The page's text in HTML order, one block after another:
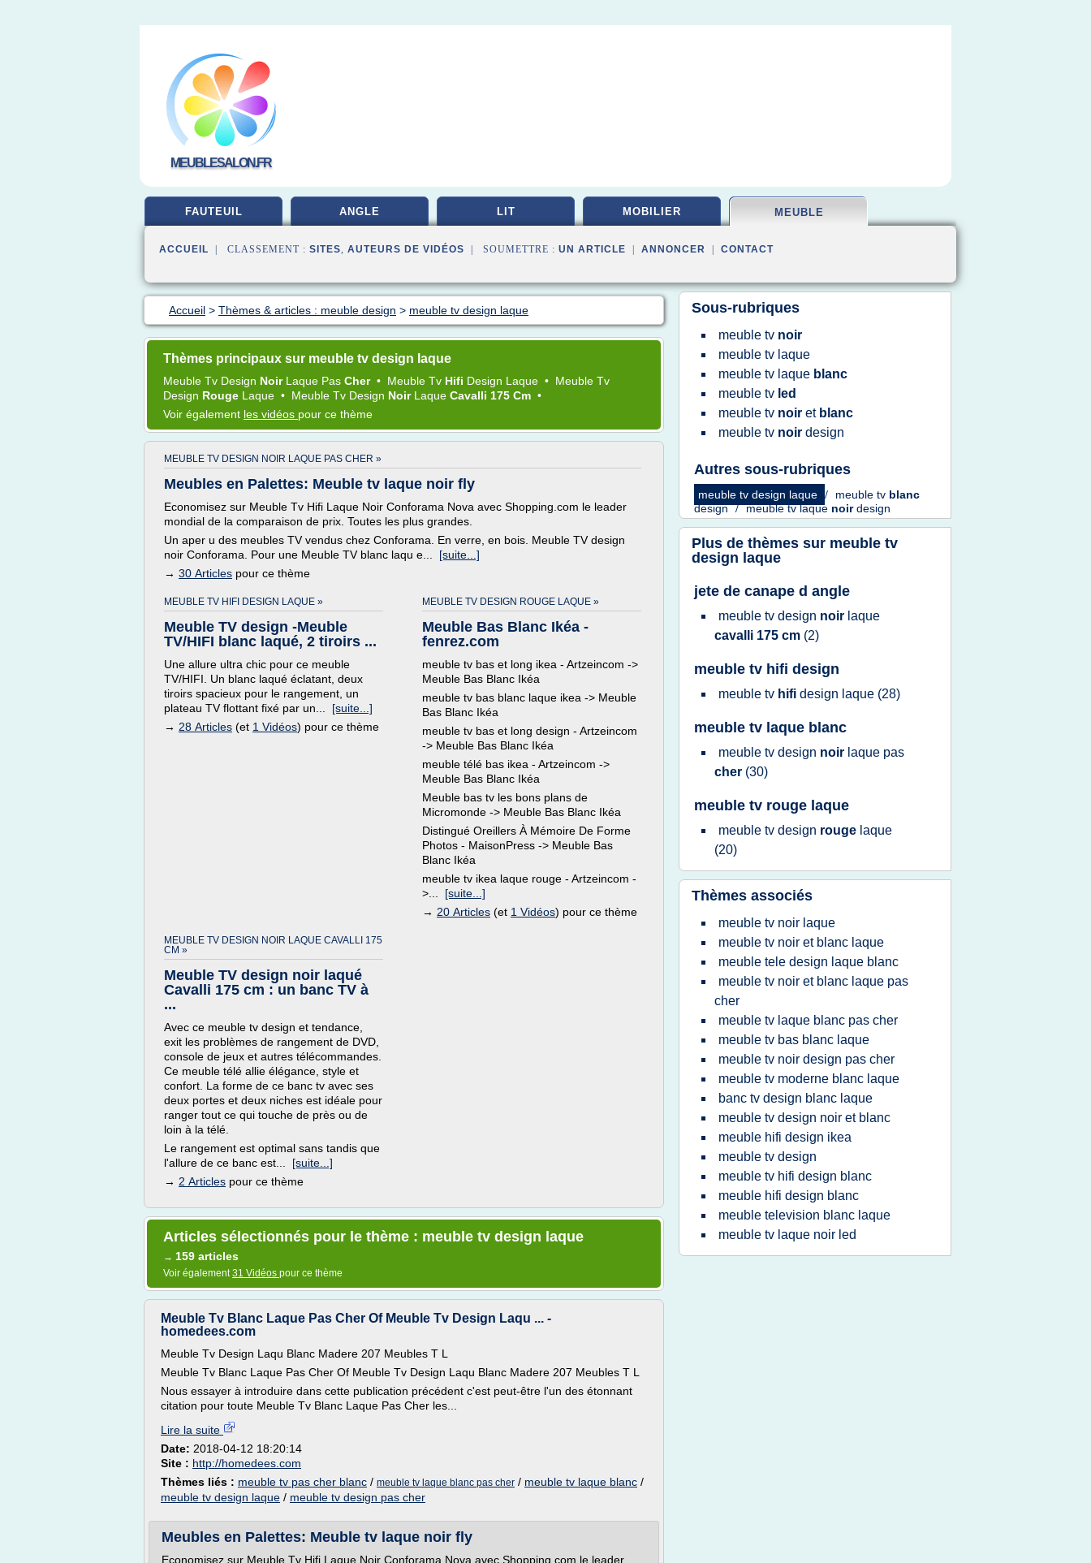
MEUBLESALON.FR
FAUTEUIL ANGLE LIT MOBILIER MEUBLE
ACCUEIL | CLASSEMENT : SITES, AUTEURS DE VIDÉOS | SOUMETTRE : UN ARTICLE ANNONCER CONTACT
Accueil > Thèmes & articles : meuble design > meuble tv design laque
Thèmes principaux sur meuble tv design laque
Meuble Tv Design Noir Laque Pas Cher • Meuble Tv Hifi Design Laque • Meuble Tv
Design Rouge Laque • Meuble Tv Design Noir Laque Cavalli 175 Cm •
Voir également les vidéos pour ce thème
MEUBLE TV DESIGN NOIR LAQUE PAS CHER »
Meubles en Palettes: Meuble tv laque noir fly
Economisez sur Meuble Tv Hifi Laque Noir Conforama Nova avec Shopping.com le leader
mondial de la comparaison de prix. Toutes les plus grandes.
Un aper u des meubles TV vendus chez Conforama. En verre, en bois. Meuble TV design
noir Conforama. Pour une Meuble TV blanc laqu e... [suite...]
→ 30 Articles pour ce thème
MEUBLE TV HIFI DESIGN LAQUE »
Meuble TV design -Meuble
TV/HIFI blanc laqué, 2 tiroirs ...
Une allure ultra chic pour ce meuble
TV/HIFI. Un blanc laqué éclatant, deux
tiroirs spacieux pour le rangement, un
plateau TV flottant fixé par un... [suite...]
→ 28 Articles (et 1 Vidéos) pour ce thème
MEUBLE TV DESIGN ROUGE LAQUE »
Meuble Bas Blanc Ikéa -
fenrez.com
meuble tv bas et long ikea - Artzeincom ->
Meuble Bas Blanc Ikéa
meuble tv bas blanc laque ikea -> Meuble
Bas Blanc Ikéa
meuble tv bas et long design - Artzeincom
-> Meuble Bas Blanc Ikéa
meuble télé bas ikea - Artzeincom ->
Meuble Bas Blanc Ikéa
Meuble bas tv les bons plans de
Micromonde -> Meuble Bas Blanc Ikéa
Distingué Oreillers À Mémoire De Forme
Photos - MaisonPress -> Meuble Bas
Blanc Ikéa
meuble tv ikea laque rouge - Artzeincom -
>... [suite...]
→ 20 Articles (et 1 Vidéos) pour ce thème
MEUBLE TV DESIGN NOIR LAQUE CAVALLI 175
CM »
Meuble TV design noir laqué
Cavalli 175 cm : un banc TV à
...
Avec ce meuble tv design et tendance,
exit les problèmes de rangement de DVD,
console de jeux et autres télécommandes.
Ce meuble télé allie élégance, style et
confort. La forme de ce banc tv avec ses
deux portes et deux niches est idéale pour
ranger tout ce qui touche de près ou de
loin à la télé.
Le rangement est optimal sans tandis que
l'allure de ce banc est... [suite...]
→ 2 Articles pour ce thème
Articles sélectionnés pour le thème : meuble tv design laque
→ 159 articles
Voir également31 Vidéos pour ce thème
Meuble Tv Blanc Laque Pas Cher Of Meuble Tv Design Laqu ... -
homedees.com
Meuble Tv Design Laqu Blanc Madere 207 Meubles T L
Meuble Tv Blanc Laque Pas Cher Of Meuble Tv Design Laqu Blanc Madere 207 Meubles T L
Nous essayer à introduire dans cette publication précédent c'est peut-être l'un des étonnant
citation pour toute Meuble Tv Blanc Laque Pas Cher les...
Lire la suite
Date: 2018-04-12 18:20:14
Site : http://homedees.com
Thèmes liés : meuble tv pas cher blanc / meuble tv laque blanc pas cher / meuble tv laque blanc /
meuble tv design laque / meuble tv design pas cher
Meubles en Palettes: Meuble tv laque noir fly
Economisez sur Meuble Tv Hifi Laque Noir Conforama Nova avec Shopping.com le leader
Sous-rubriques
meuble tv noir
meuble tv laque
meuble tv laque blanc
meuble tv led
meuble tv noir et blanc
meuble tv noir design
Autres sous-rubriques
meuble tv design laque / meuble tv blanc
design / meuble tv laque noirdesign
Plus de thèmes sur meuble tv
design laque
jete de canape d angle
meuble tv design noir laque
cavalli 175 cm (2)
meuble tv hifi design
meuble tv hifi design laque (28)
meuble tv laque blanc
meuble tv design noir laque pas
cher (30)
meuble tv rouge laque
meuble tv design rouge laque
(20)
Thèmes associés
meuble tv noir laque
meuble tv noir et blanc laque
meuble tele design laque blanc
meuble tv noir et blanc laque pas
cher
meuble tv laque blanc pas cher
meuble tv bas blanc laque
meuble tv noir design pas cher
meuble tv moderne blanc laque
banc tv design blanc laque
meuble tv design noir et blanc
meuble hifi design ikea
meuble tv design
meuble tv hifi design blanc
meuble hifi design blanc
meuble television blanc laque
meuble tv laque noir led